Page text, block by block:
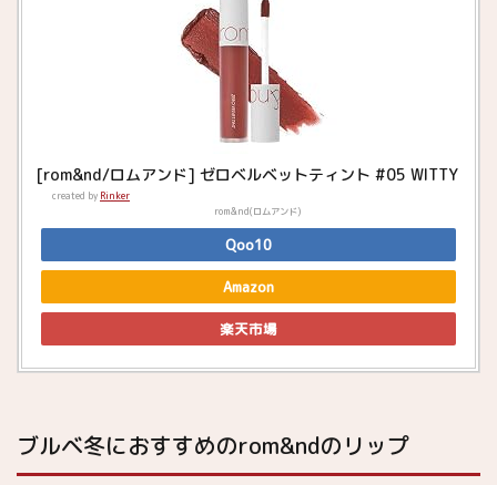
[rom&nd/ロムアンド] ゼロベルベットティント #05 WITTY
created by Rinker
rom&nd(ロムアンド)
Qoo10
Amazon
楽天市場
ブルベ冬におすすめのrom&ndのリップ